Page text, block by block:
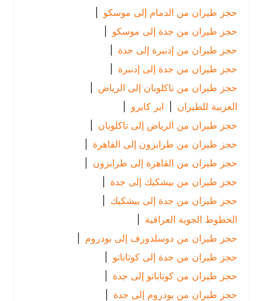
حجز طيران من الدمام إلى موسكو |
حجز طيران من جدة إلى موسكو |
حجز طيران من إدنبرة إلى جدة
حجز طيران من جدة إلى إدنبرة |
حجز طيران من تاكلوبان إلى الرياض
|
العربية للطيران | اير كايرو
|
حجز طيران من الرياض إلى تاكلوبان |
حجز طيران من طرابزون إلى القاهرة |
حجز طيران من القاهرة إلى طرابزون |
حجز طيران من بيشكيك إلى جدة
حجز طيران من جدة إلى بيشكيك |
الخطوط الجوية العراقية
حجز طيران من دوسلدورف إلى بودروم |
حجز طيران من جدة إلى كوتاباتو |
حجز طيران من كوتاباتو إلى جدة
حجز طيران من بودروم إلى جدة